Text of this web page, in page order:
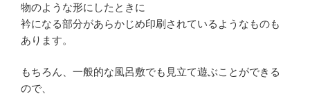
物のような形にしたときに
衿になる部分があらかじめ印刷されているようなものも
あります。
もちろん、一般的な風呂敷でも見立て遊ぶことができる
ので、